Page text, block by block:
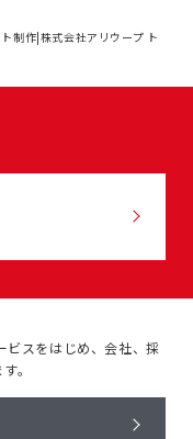
制作|株式会社アリウープ ト
ビスをはじめ、会社、採
。